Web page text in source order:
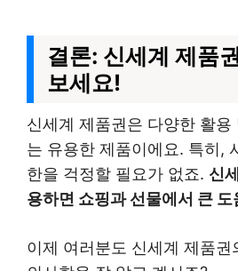
결론: 신세계 제품
보세요!
신세계 제품권은 다양한 활용
는 유용한 제품이에요. 특히,
한을 걱정할 필요가 없죠. 신
용하면 쇼핑과 선물에서 큰 도
이제 여러분도 신세계 제품권